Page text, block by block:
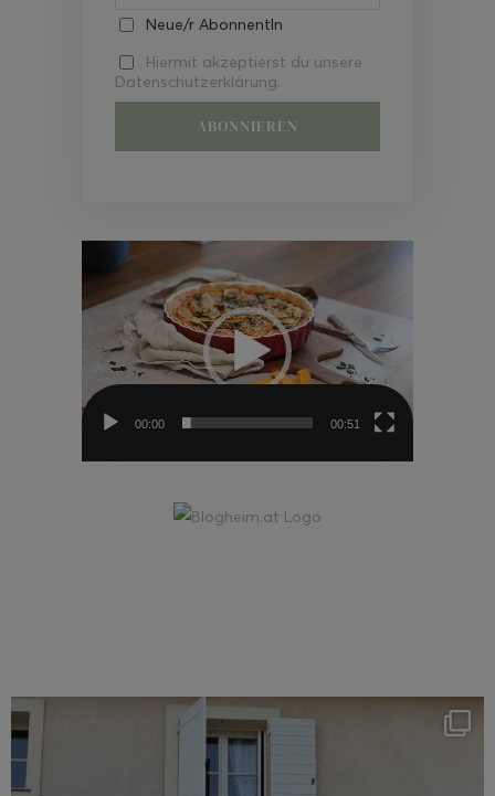
Neue/r AbonnentIn
Hiermit akzeptierst du unsere
Datenschutzerklärung.
Video-
00:00 00:51